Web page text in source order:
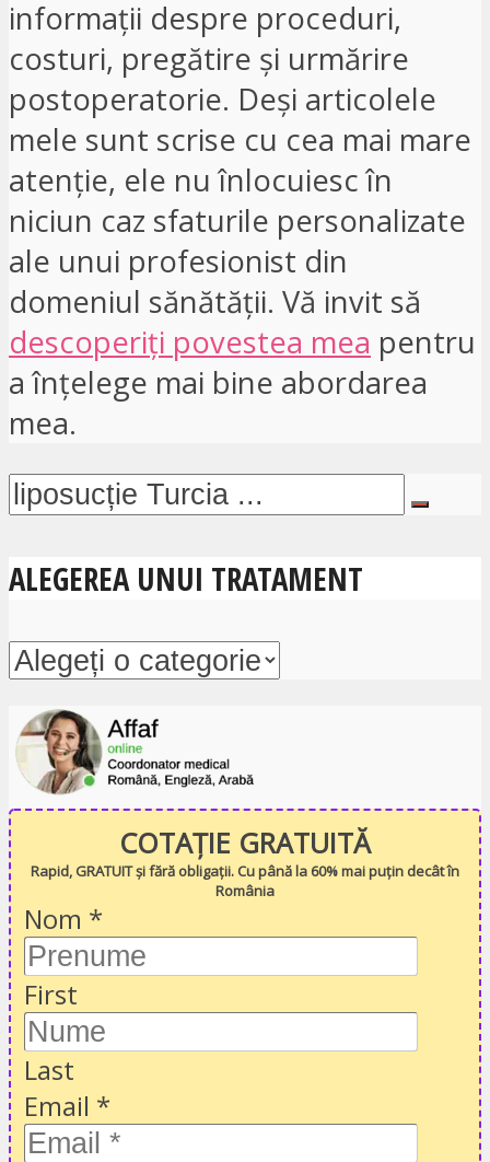
informații despre proceduri,
costuri, pregătire și urmărire
postoperatorie. Deși articolele
mele sunt scrise cu cea mai mare
atenție, ele nu înlocuiesc în
niciun caz sfaturile personalizate
ale unui profesionist din
domeniul sănătății. Vă invit să
descoperiți povestea mea pentru
a înțelege mai bine abordarea
mea.
ALEGEREA UNUI TRATAMENT
COTAȚIE GRATUITĂ
Rapid, GRATUIT și fără obligații. Cu până la 60% mai puțin decât în
România
Nom *
First
Last
Email *